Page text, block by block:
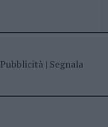
Pubblicità| Segnala